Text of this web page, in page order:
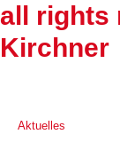
all rights
Kirchner
Aktuelles